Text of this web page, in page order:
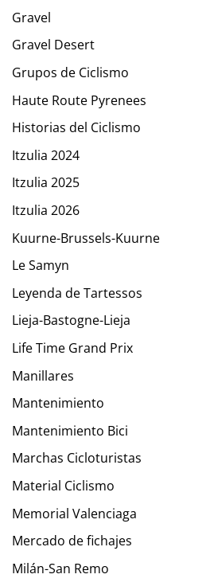
Gravel
Gravel Desert
Grupos de Ciclismo
Haute Route Pyrenees
Historias del Ciclismo
Itzulia 2024
Itzulia 2025
Itzulia 2026
Kuurne-Brussels-Kuurne
Le Samyn
Leyenda de Tartessos
Lieja-Bastogne-Lieja
Life Time Grand Prix
Manillares
Mantenimiento
Mantenimiento Bici
Marchas Cicloturistas
Material Ciclismo
Memorial Valenciaga
Mercado de fichajes
Milán-San Remo